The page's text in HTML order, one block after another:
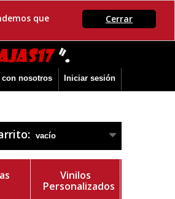
Cerrar
que
Iniciar sesión
con nosotros
vacío
Vinilos
Personalizados